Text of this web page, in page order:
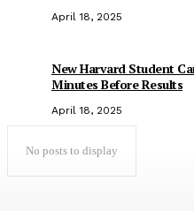
April 18, 2025
New Harvard Student
Minutes Before Results
April 18, 2025
No posts to display